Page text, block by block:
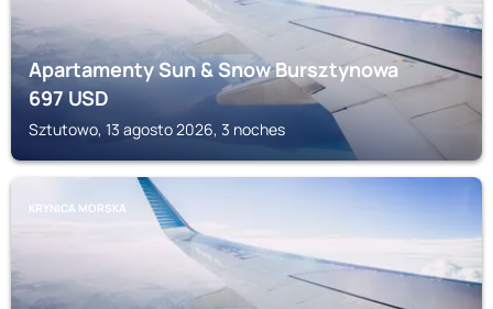
Apartamenty Sun & Snow Bursztynowa
697USD
Sztutowo, 13 agosto 2026, 3 noches
KRYNICA MORSKA